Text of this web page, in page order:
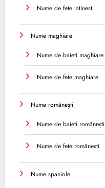
Nume de fete latinesti
Nume maghiare
Nume de baieti maghiare
Nume de fete maghiare
Nume românești
Nume de baieti românești
Nume de fete românești
Nume spaniole